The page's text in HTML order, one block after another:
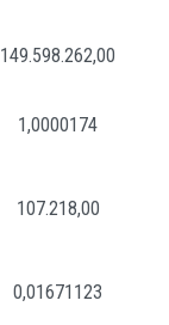
149.598.262,00
1,0000174
107.218,00
0,01671123